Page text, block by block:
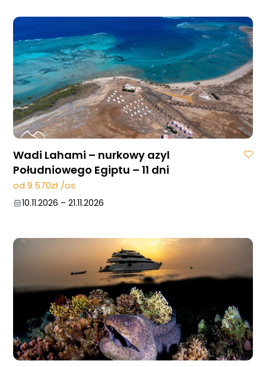
Wadi Lahami – nurkowy azyl
Południowego Egiptu – 11 dni
od 9.570zł /os
10.11.2026 – 21.11.2026